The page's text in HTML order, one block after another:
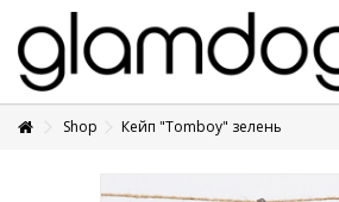
+7 495 1250410
Shop Кейп "Tomboy" зелень